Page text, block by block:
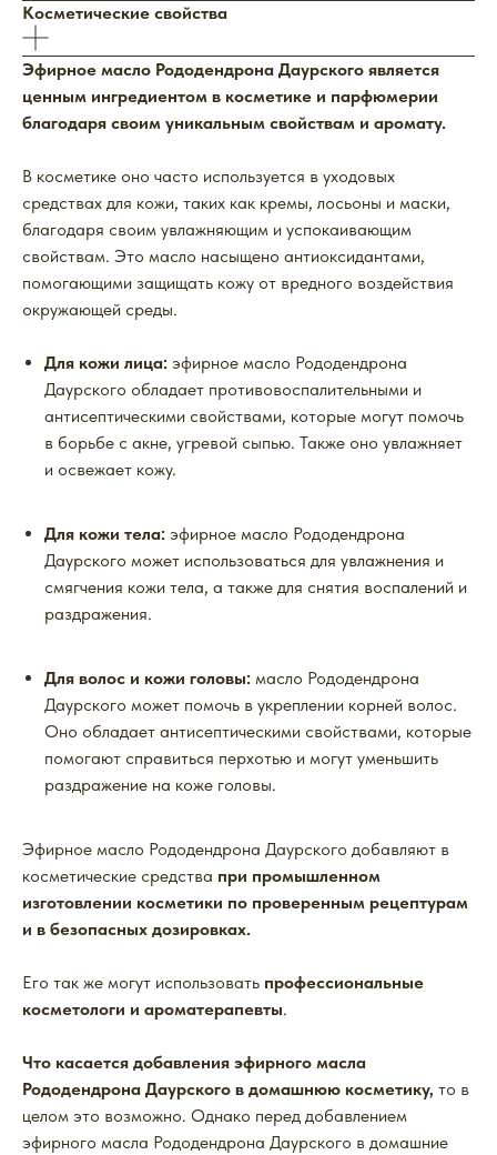
Косметические свойства
Эфирное масло Рододендрона Даурского является
ценным ингредиентом в косметике и парфюмерии
благодаря своим уникальным свойствам и аромату.
В косметике оно часто используется в уходовых
средствах для кожи, таких как кремы, лосьоны и маски,
благодаря своим увлажняющим и успокаивающим
свойствам. Это масло насыщено антиоксидантами,
помогающими защищать кожу от вредного воздействия
окружающей среды.
Для кожи лица: эфирное масло Рододендрона
Даурского обладает противовоспалительными и
антисептическими свойствами, которые могут помочь
в борьбе с акне, угревой сыпью. Также оно увлажняет
и освежает кожу.
Для кожи тела: эфирное масло Рододендрона
Даурского может использоваться для увлажнения и
смягчения кожи тела, а также для снятия воспалений и
раздражения.
Для волос и кожи головы: масло Рододендрона
Даурского может помочь в укреплении корней волос.
Оно обладает антисептическими свойствами, которые
помогают справиться перхотью и могут уменьшить
раздражение на коже головы.
Эфирное масло Рододендрона Даурского добавляют в
косметические средства при промышленном
изготовлении косметики по проверенным рецептурам
и в безопасных дозировках.
Его так же могут использовать профессиональные
косметологи и ароматерапевты.
Что касается добавления эфирного масла
Рододендрона Даурского в домашнюю косметику, то в
целом это возможно. Однако перед добавлением
эфирного масла Рододендрона Даурского в домашние